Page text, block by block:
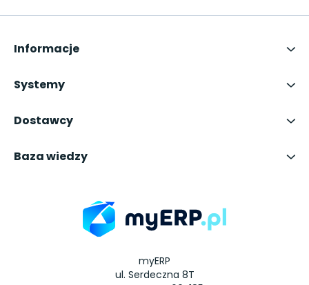
myERP
ul. Serdeczna 8T
Informacje
Systemy
Dostawcy
Baza wiedzy